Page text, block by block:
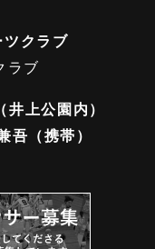
ツクラブ
ラブ
上公園内）
吾（携帯）